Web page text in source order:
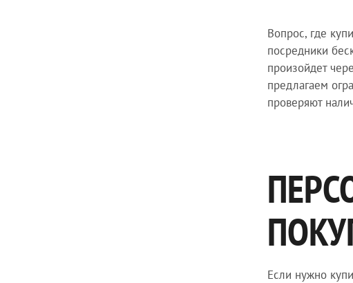
Вопрос, где
посредники
произойдет
предлагаем
проверяют
Если нужно